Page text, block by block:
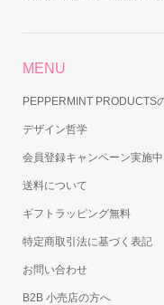
MENU
PEPPERMINT PRODUCTS
デザイン哲学
会員登録キャンペーン実施中
送料について
ギフトラッピング無料
特定商取引法に基づく表記
お問い合わせ
B2B 小売店の方へ